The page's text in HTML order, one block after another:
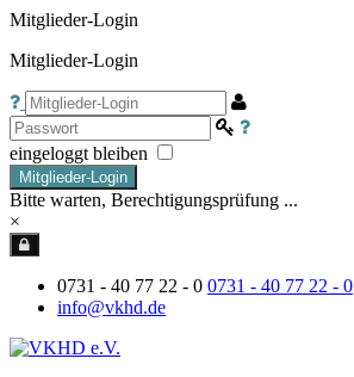
Mitglieder-Login
Mitglieder-Login
eingeloggt bleiben
Mitglieder-Login
Bitte warten, Berechtigungsprüfung ...
×
0731 - 40 77 22 - 0 0731 - 40 77 22 - 0
info@vkhd.de